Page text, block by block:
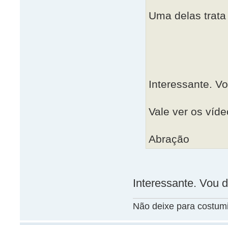
Uma delas
Interessante.
Vale ver os
Abração
Interessante. Vou
Não deixe para